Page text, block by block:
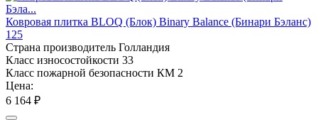
Ковровая плитка BLOQ (Блок) Binary Balance (Бинари Бэланс)
125
Страна производитель Голландия
Класс износостойкости 33
Класс пожарной безопасности КМ 2
Цена:
6 164 ₽